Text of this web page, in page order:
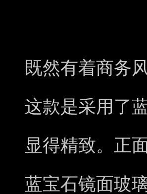
既然有着商务
这款是采用了
显得精致。正
蓝宝石镜面玻